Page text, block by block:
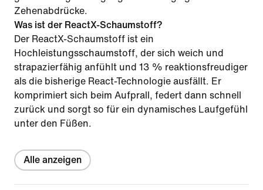
Zehenabdrücke.
Was ist der ReactX-Schaumstoff?
Der ReactX-Schaumstoff ist ein
Hochleistungsschaumstoff, der sich weich und
strapazierfähig anfühlt und 13 % reaktionsfreudiger
als die bisherige React-Technologie ausfällt. Er
komprimiert sich beim Aufprall, federt dann schnell
zurück und sorgt so für ein dynamisches Laufgefühl
unter den Füßen.
Alle anzeigen